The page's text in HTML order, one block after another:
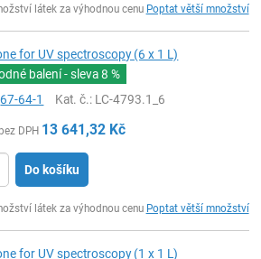
látek za výhodnou cenu Poptat větší množství
for UV spectroscopy (6 x 1 L)
balení - sleva8 %
67-64-1 Kat. č.: LC-4793.1_6
DPH 13 641,32 Kč
Do košíku
látek za výhodnou cenu Poptat větší množství
for UV spectroscopy (1 x 1 L)